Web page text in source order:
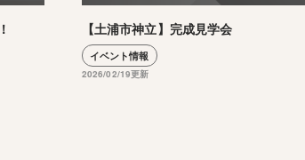
【土浦市神立】完成見学会
イベント情報
2026/02/19更新